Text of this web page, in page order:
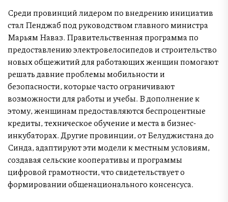
Среди провинций лидером по внедрению инициатив
стал Пенджаб под руководством главного министра
Марьям Наваз. Правительственная программа по
предоставлению электровелосипедов и строительство
новых общежитий для работающих женщин помогают
решать давние проблемы мобильности и
безопасности, которые часто ограничивают
возможности для работы и учебы. В дополнение к
этому, женщинам предоставляются беспроцентные
кредиты, техническое обучение и места в бизнес-
инкубаторах. Другие провинции, от Белуджистана до
Синда, адаптируют эти модели к местным условиям,
создавая сельские кооперативы и программы
цифровой грамотности, что свидетельствует о
формировании общенационального консенсуса.